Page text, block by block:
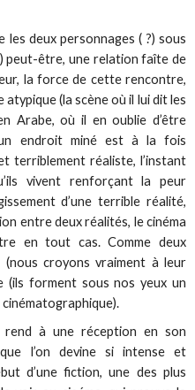
deux personnages ( ?) sous
peut-être, une relation faîte de
la force de cette rencontre,
(la scène où il lui dit les
Arabe, où il en oublie d’être
endroit miné est à la fois
terriblement réaliste, l’instant
vivent renforçant la peur
d’une terrible réalité,
entre deux réalités, le cinéma
en tout cas. Comme deux
(nous croyons vraiment à leur
(ils forment sous nos yeux un
rend à une réception en son
l’on devine si intense et
d’une fiction, une des plus